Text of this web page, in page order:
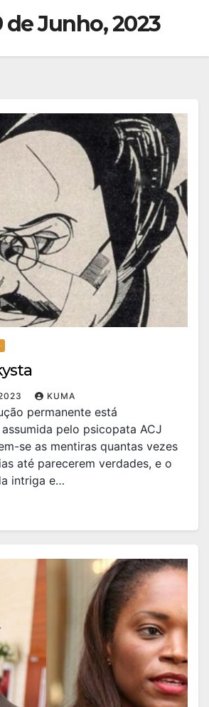
de Junho, 2023
KUMA
permanente está
pelo psicopata ACJ
se as mentiras quantas vezes
até parecerem verdades, e o
intriga e…